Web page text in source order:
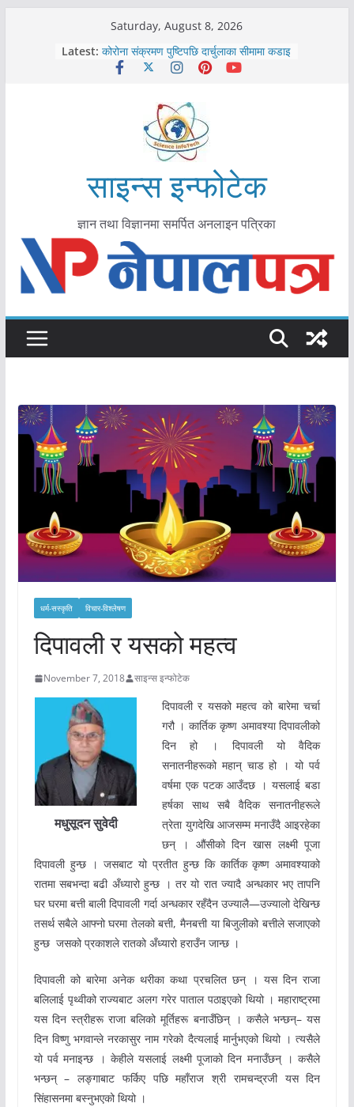
Saturday, August 8, 2026
Latest:
काभ्रेपलाञ्चोकमा आयुर्वेद स्वास्थ्योपचारतर्फ
आकर्षण बढ्दै
कोरोना संक्रमण पुष्टिपछि दार्चुलाका सीमामा कडाइ
मकवानपुरमा खोरेत रोग विरुद्धको खोप लगाउन
आयुर्वेद चिकित्सा प्रणालीको भूमिका महत्वपूर्ण छ :
साइन्स इन्फोटेक
ज्ञान तथा विज्ञानमा समर्पित अनलाइन पत्रिका
धर्म-सस्कृति विचार-विश्‍लेषण
दिपावली र यसको महत्व
November 7, 2018 साइन्स इन्फोटेक
मधुसूदन सुवेदी
दिपावली र यसको महत्व को बारेमा चर्चा
गरौ । कार्तिक कृष्ण अमावश्या दिपावलीको
दिन हो । दिपावली यो वैदिक
सनातनीहरूको महान् चाड हो । यो पर्व
वर्षमा एक पटक आउँदछ । यसलाई बडा
हर्षका साथ सबै वैदिक सनातनीहरूले
त्रेता युगदेखि आजसम्म मनाउँदै आइरहेका
छन् । औंसीको दिन खास लक्ष्मी पूजा
दिपावली हुन्छ । जसबाट यो प्रतीत हुन्छ कि कार्तिक कृष्ण अमावश्याको
रातमा सबभन्दा बढी अँध्यारो हुन्छ । तर यो रात ज्यादै अन्धकार भए तापनि
घर घरमा बत्ती बाली दिपावली गर्दा अन्धकार रहँदैन उज्यालै—उज्यालो देखिन्छ
तसर्थ सबैले आफ्नो घरमा तेलको बत्ती, मैनबत्ती या बिजुलीको बत्तीले सजाएको
हुन्छ जसको प्रकाशले रातको अँध्यारो हराउँन जान्छ ।
दिपावली को बारेमा अनेक थरीका कथा प्रचलित छन् । यस दिन राजा
बलिलाई पृथ्वीको राज्यबाट अलग गरेर पाताल पठाइएको थियो । महाराष्ट्रमा
यस दिन स्त्रीहरू राजा बलिको मूर्तिहरू बनाउँछिन् । कसैले भन्छन्– यस
दिन विष्णु भगवान्ले नरकासुर नाम गरेको दैत्यलाई मार्नुभएको थियो । त्यसैले
यो पर्व मनाइन्छ । केहीले यसलाई लक्ष्मी पूजाको दिन मनाउँछन् । कसैले
भन्छन् – लङ्गाबाट फर्किए पछि महाँराज श्री रामचन्द्रजी यस दिन
सिंहासनमा बस्नुभएको थियो ।